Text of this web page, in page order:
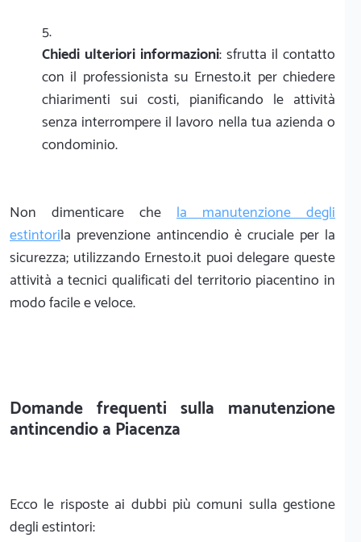
Chiedi ulteriori informazioni: sfrutta il contatto
con il professionista su Ernesto.it per chiedere
chiarimenti sui costi, pianificando le attività
senza interrompere il lavoro nella tua azienda o
condominio.
Non dimenticare che la manutenzione degli
estintorila prevenzione antincendio è cruciale per la
sicurezza; utilizzando Ernesto.it puoi delegare queste
attività a tecnici qualificati del territorio piacentino in
modo facile e veloce.
Domande frequenti sulla manutenzione
antincendio a Piacenza
Ecco le risposte ai dubbi più comuni sulla gestione
degli estintori: